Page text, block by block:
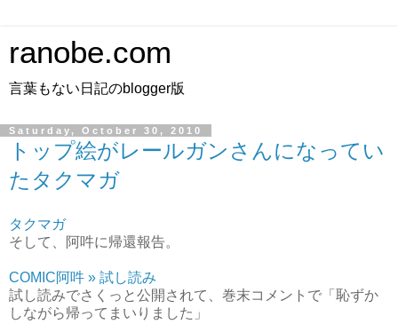
ranobe.com
言葉もない日記のblogger版
Saturday, October 30, 2010
トップ絵がレールガンさんになってい
たタクマガ
タクマガ
そして、阿吽に帰還報告。
COMIC阿吽 » 試し読み
試し読みでさくっと公開されて、巻末コメントで「恥ずか
しながら帰ってまいりました」